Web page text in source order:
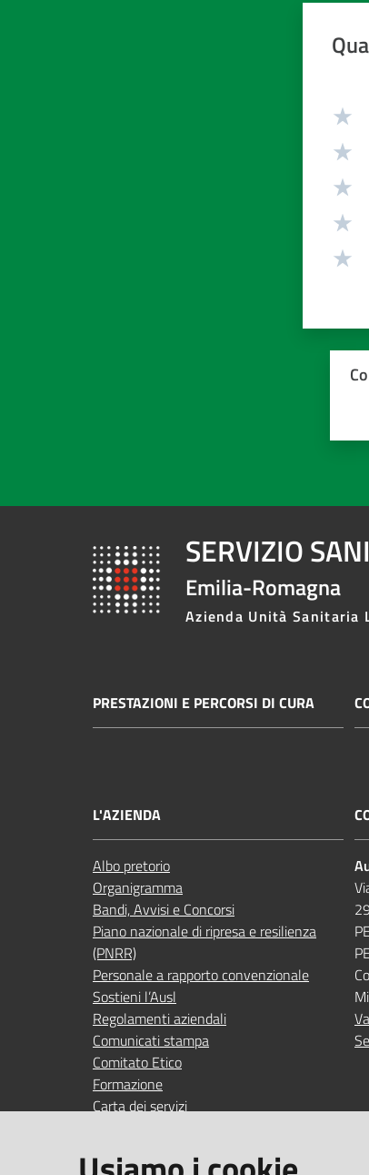
SERVIZIO
Emilia-Romagna
Azienda Unità Sanitaria
PRESTAZIONI E PERCORSI DI CURA
L'AZIENDA
Albo pretorio
Organigramma
Bandi, Avvisi e Concorsi
Piano nazionale di ripresa e resilienza
(PNRR)
Personale a rapporto convenzionale
Sostieni l’Ausl
Regolamenti aziendali
Comunicati stampa
Comitato Etico
Formazione
Carta dei servizi